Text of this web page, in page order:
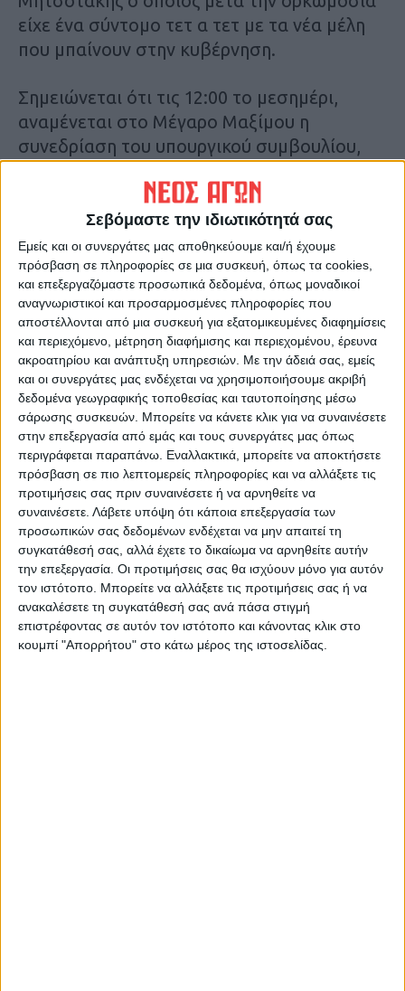
Σεβόμαστε την ιδιωτικότητά σας
Εμείς και οι συνεργάτες μας αποθηκεύουμε και/ή έχουμε
πρόσβαση σε πληροφορίες σε μια συσκευή, όπως τα cookies,
και επεξεργαζόμαστε προσωπικά δεδομένα, όπως μοναδικοί
αναγνωριστικοί και προσαρμοσμένες πληροφορίες που
αποστέλλονται από μια συσκευή για εξατομικευμένες διαφημίσεις
και περιεχόμενο, μέτρηση διαφήμισης και περιεχομένου, έρευνα
ακροατηρίου και ανάπτυξη υπηρεσιών. Με την άδειά σας, εμείς
και οι συνεργάτες μας ενδέχεται να χρησιμοποιήσουμε ακριβή
δεδομένα γεωγραφικής τοποθεσίας και ταυτοποίησης μέσω
σάρωσης συσκευών. Μπορείτε να κάνετε κλικ για να συναινέσετε
στην επεξεργασία από εμάς και τους συνεργάτες μας όπως
περιγράφεται παραπάνω. Εναλλακτικά, μπορείτε να αποκτήσετε
πρόσβαση σε πιο λεπτομερείς πληροφορίες και να αλλάξετε τις
προτιμήσεις σας πριν συναινέσετε ή να αρνηθείτε να
συναινέσετε. Λάβετε υπόψη ότι κάποια επεξεργασία των
προσωπικών σας δεδομένων ενδέχεται να μην απαιτεί τη
συγκατάθεσή σας, αλλά έχετε το δικαίωμα να αρνηθείτε αυτήν
την επεξεργασία. Οι προτιμήσεις σας θα ισχύουν μόνο για αυτόν
τον ιστότοπο. Μπορείτε να αλλάξετε τις προτιμήσεις σας ή να
ανακαλέσετε τη συγκατάθεσή σας ανά πάσα στιγμή
επιστρέφοντας σε αυτόν τον ιστότοπο και κάνοντας κλικ στο
κουμπί "Απορρήτου" στο κάτω μέρος της ιστοσελίδας.
είχε ένα σύντομο τετ α τετ με τα νέα μέλη
που μπαίνουν στην κυβέρνηση.
Σημειώνεται ότι τις 12:00 το μεσημέρι,
αναμένεται στο Μέγαρο Μαξίμου η
συνεδρίαση του υπουργικού συμβουλίου,
Εικόνες από την άφιξη των νέων μελών της
κυβέρνησης στο Προεδρικό:
Τα νέα μέλη της κυβέρνησης έφτασαν λίγο
πριν τις 10:00 στο Προεδρικό Μέγαρο,
χαμογελαστοί, συνοδευόμενοι από μέλη της
οικογενείας τους.